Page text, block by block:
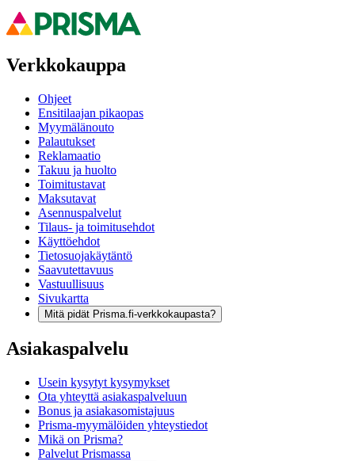
Verkkokauppa
Ohjeet
Ensitilaajan pikaopas
Myymälänouto
Palautukset
Reklamaatio
Takuu ja huolto
Toimitustavat
Maksutavat
Asennuspalvelut
Tilaus- ja toimitusehdot
Käyttöehdot
Tietosuojakäytäntö
Saavutettavuus
Vastuullisuus
Sivukartta
Mitä pidät Prisma.fi-verkkokaupasta?
Asiakaspalvelu
Usein kysytyt kysymykset
Ota yhteyttä asiakaspalveluun
Bonus ja asiakasomistajuus
Prisma-myymälöiden yhteystiedot
Mikä on Prisma?
Palvelut Prismassa